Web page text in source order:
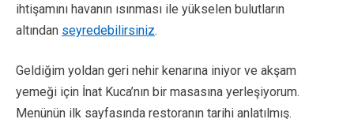
ihtişamını havanın ısınması ile yükselen bulutların
altından seyredebilirsiniz.
Geldiğim yoldan geri nehir kenarına iniyor ve akşam
yemeği için İnat Kuca’nın bir masasına yerleşiyorum.
Menünün ilk sayfasında restoranın tarihi anlatılmış.